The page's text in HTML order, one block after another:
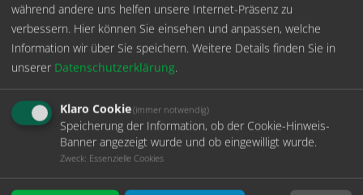
Die Buchse ist für eine Holzdicke von 19mm ausgelegt. Bei
stärkeren Rückwänden empfiehlt es sich, die
Verschraubung (Beilagscheibe und Sechskantmutter)
durch eine Ausfräsung zu versenken
ONE Buchse Belastbarkeit:ca.8 KG
-SystemMontageanleitungen zum
Download :
während andere uns helfen unsere Internet-Präsenz zu
verbessern. Hier können Sie einsehen und anpassen, welche
Information wir über Sie speichern. Weitere Details finden Sie in
unserer Datenschutzerklärung.
Klaro Cookie(immer notwendig)
Speicherung der Information, ob der Cookie-Hinweis-
Banner angezeigt wurde und ob eingewilligt wurde.
Zweck: Essenzielle Cookies